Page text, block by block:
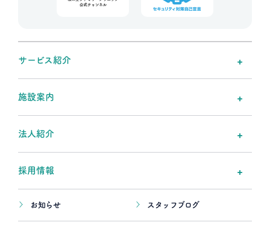
サービス紹介
施設案内
法人紹介
採用情報
お知らせ スタッフブログ